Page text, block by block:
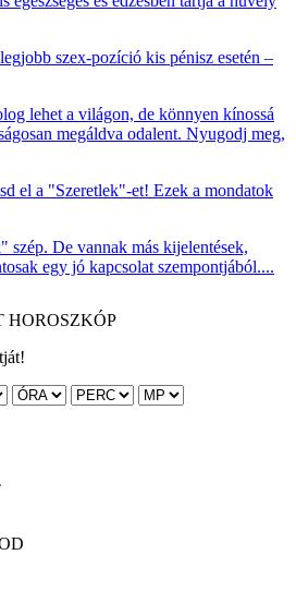
szex-pozíció kis pénisz esetén –
lehet a világon, de könnyen kínossá
megáldva odalent. Nyugodj meg,
el a "Szeretlek"-et! Ezek a mondatok
szép. De vannak más kijelentések,
egy jó kapcsolat szempontjából....
HOROSZKÓP